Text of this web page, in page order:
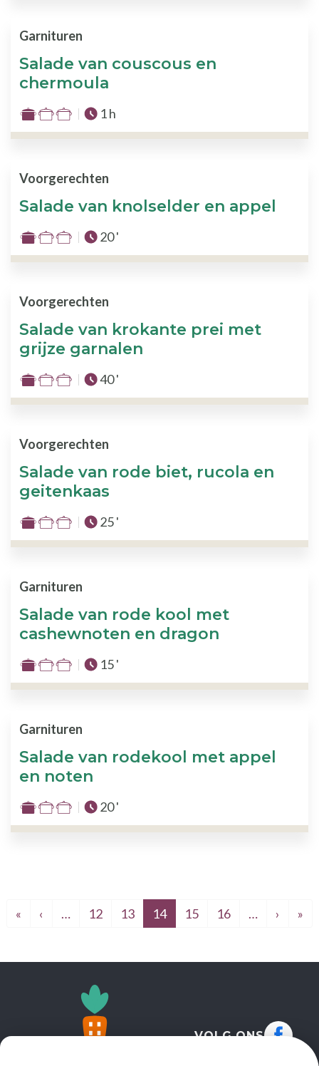
van
3
Salade van couscous en
chermoula
Garnituren
Moeilijkheid
:
van
3
Totale tijd :
1 h
Salade van knolselder en appel
Voorgerechten
Moeilijkheid
:
van
3
Totale tijd :
20 '
Salade van krokante prei met
grijze garnalen
Voorgerechten
Moeilijkheid
:
van
3
Totale tijd :
40 '
Salade van rode biet, rucola en
geitenkaas
Voorgerechten
Moeilijkheid
:
van
3
Totale tijd :
25 '
Salade van rode kool met
cashewnoten en dragon
Garnituren
Moeilijkheid
:
van
3
Totale tijd :
15 '
Salade van rodekool met appel
en noten
Garnituren
Moeilijkheid
:
Totale tijd :
20 '
« Eerste pagina
‹ Vorige pagina
… 12 13 14 15 16 … › »
VOLG ONS